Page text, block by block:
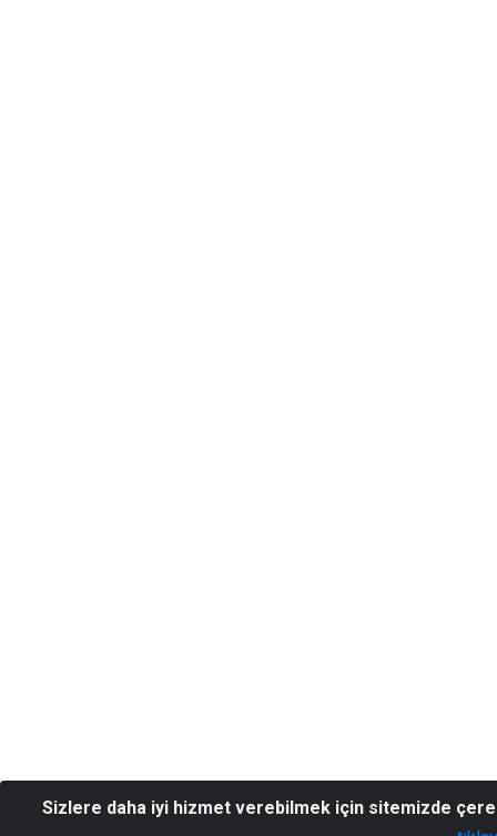
Sizlere daha iyi hizmet verebilmek için sitemizde